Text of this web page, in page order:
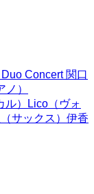
Concert 関口
）
ル）Lico（ヴォ
サックス）伊香